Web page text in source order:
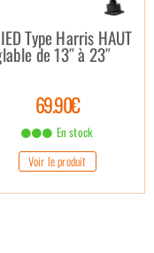
Type Harris HAUT
de 13″ à 23″
69.90€
En stock
Voir le produit